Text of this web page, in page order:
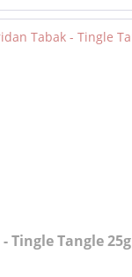
Tingle Tangle 25g